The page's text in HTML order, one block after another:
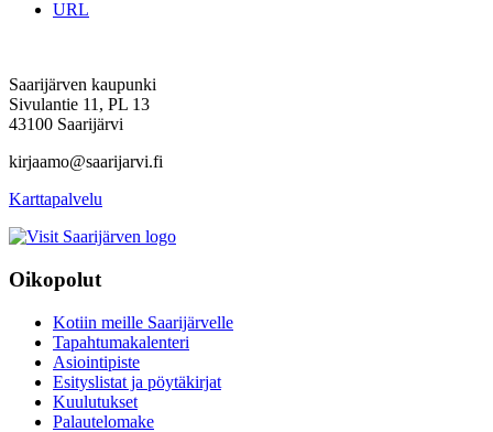
URL
Saarijärven kaupunki
Sivulantie 11, PL 13
43100 Saarijärvi
kirjaamo@saarijarvi.fi
Karttapalvelu
Oikopolut
Kotiin meille Saarijärvelle
Tapahtumakalenteri
Asiointipiste
Esityslistat ja pöytäkirjat
Kuulutukset
Palautelomake